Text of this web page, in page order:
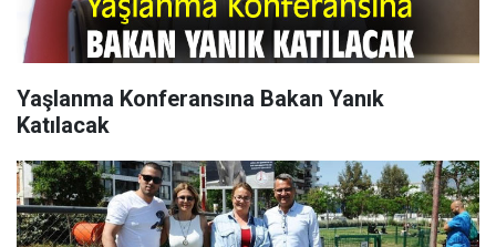
Yaşlanma Konferansına Bakan Yanık
Katılacak